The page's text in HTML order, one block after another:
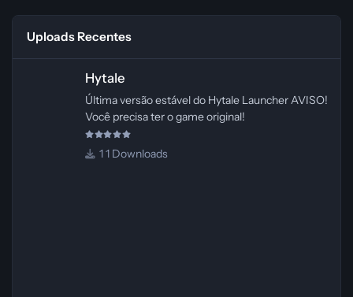
Uploads Recentes
Hytale
Última versão estável do Hytale Launcher AVISO!
Você precisa ter o game original!
1 Downloads